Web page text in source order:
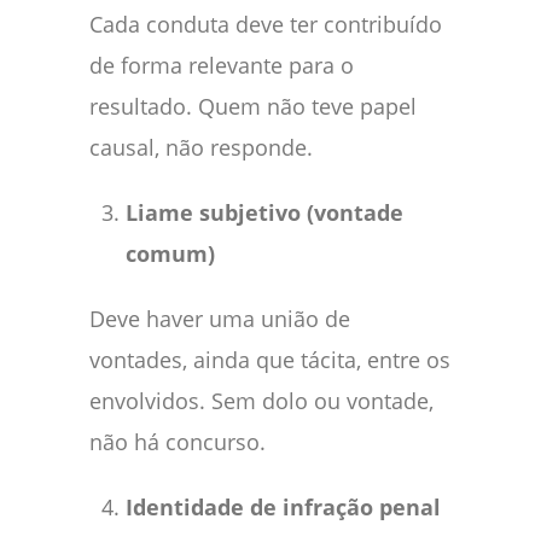
Cada conduta deve ter contribuído
de forma relevante para o
resultado. Quem não teve papel
causal, não responde.
Liame subjetivo (vontade
comum)
Deve haver uma união de
vontades, ainda que tácita, entre os
envolvidos. Sem dolo ou vontade,
não há concurso.
Identidade de infração penal